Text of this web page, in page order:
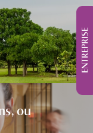
ENTREPRISE
ou